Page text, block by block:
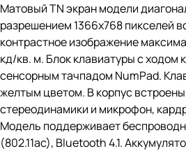
Матовый TN экран модели
разрешением 1366х768 пикселей
контрастное изображение
кд/кв. м. Блок клавиатуры с ходом
сенсорным тачпадом NumPad.
желтым цветом. В корпус
стереодинамики и микрофон,
Модель поддерживает
(802.11ac), Bluetooth 4.1.